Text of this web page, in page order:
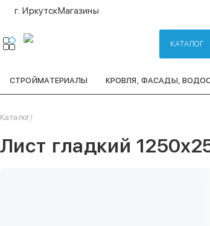
г. ИркутскМагазины
КАТАЛОГ
СТРОЙМАТЕРИАЛЫ КРОВЛЯ, ФАСАДЫ,
Каталог/
Лист гладкий